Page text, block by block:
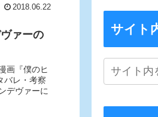
2018.06.22
ァーの
画『僕のヒ
バレ・考察
デヴァーに
サイト